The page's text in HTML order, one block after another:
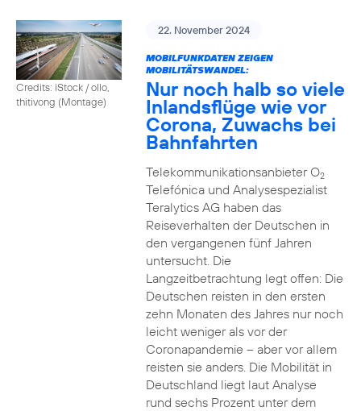
Credits: iStock / ollo,
thitivong (Montage)
22. November 2024
MOBILFUNKDATEN ZEIGEN
MOBILITÄTSWANDEL:
Nur noch halb so viele
Inlandsflüge wie vor
Corona, Zuwachs bei
Bahnfahrten
Telekommunikationsanbieter O2
Telefónica und Analysespezialist
Teralytics AG haben das
Reiseverhalten der Deutschen in
den vergangenen fünf Jahren
untersucht. Die
Langzeitbetrachtung legt offen: Die
Deutschen reisten in den ersten
zehn Monaten des Jahres nur noch
leicht weniger als vor der
Coronapandemie – aber vor allem
reisten sie anders. Die Mobilität in
Deutschland liegt laut Analyse
rund sechs Prozent unter dem